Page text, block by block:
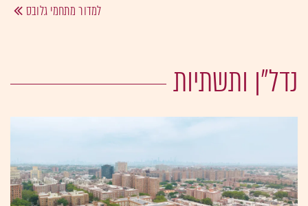
למדור מתחמי גלובס
נדל"ן ותשתיות